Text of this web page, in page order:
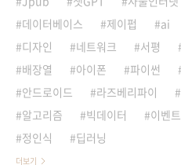
데이터베이스
제이펍 ai
디자인
네트워크 서평
배장열
아이폰 파이썬
안드로이드
라즈베리파이
알고리즘
빅데이터 이벤트
정인식
딥러닝
더보기